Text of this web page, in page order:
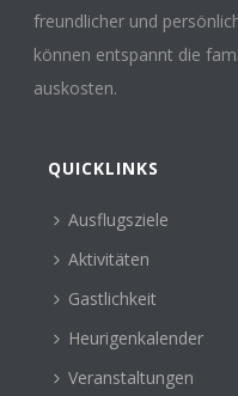
freundlicher und
können entspannt die
auskosten.
QUICKLINKS
Ausflugsziele
Aktivitäten
Gastlichkeit
Heurigenkalender
Veranstaltungen